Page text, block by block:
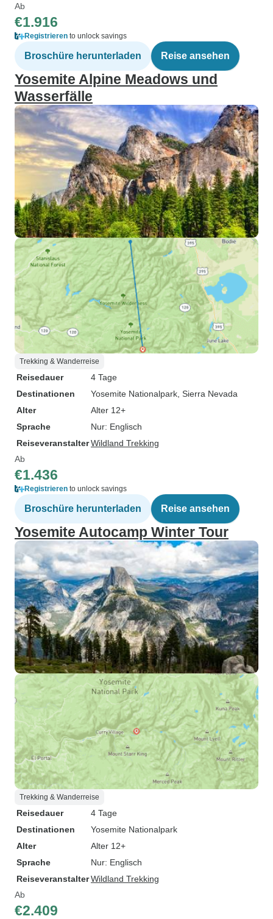
Ab
€1.916
Registrieren to unlock savings
Broschüre herunterladen Reise ansehen
Yosemite Alpine Meadows und
Wasserfälle
Trekking & Wanderreise
Reisedauer
4 Tage
Destinationen
Yosemite Nationalpark , Sierra Nevada
Alter
Alter 12+
Sprache
Nur: Englisch
ReiseveranstalterWildland Trekking
Ab
€1.436
Registrieren to unlock savings
Broschüre herunterladen Reise ansehen
Yosemite Autocamp Winter Tour
Trekking & Wanderreise
Reisedauer
4 Tage
Destinationen
Yosemite Nationalpark
Alter
Alter 12+
Sprache
Nur: Englisch
ReiseveranstalterWildland Trekking
Ab
€2.409